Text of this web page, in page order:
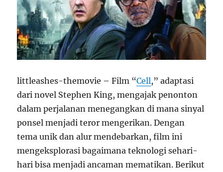
littleashes-themovie – Film “Cell,” adaptasi
dari novel Stephen King, mengajak penonton
dalam perjalanan menegangkan di mana sinyal
ponsel menjadi teror mengerikan. Dengan
tema unik dan alur mendebarkan, film ini
mengeksplorasi bagaimana teknologi sehari-
hari bisa menjadi ancaman mematikan. Berikut